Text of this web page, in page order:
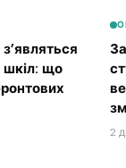
що
2